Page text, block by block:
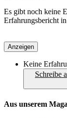
Es gibt noch keine
Erfahrungsbericht
Anzeigen
Keine
Schreibe
Aus unserem